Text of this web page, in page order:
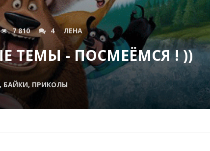
7 810 4 ЛЕНА
ТЕМЫ - ПОСМЕЁМСЯ ! ))
БАЙКИ, ПРИКОЛЫ